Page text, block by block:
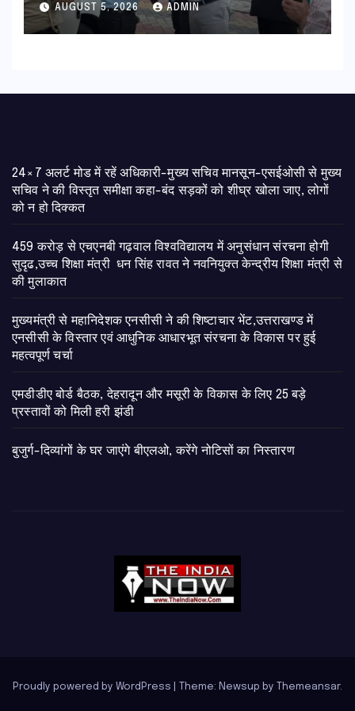
AUGUST 5, 2026 ADMIN
24×7 अलर्ट मोड में रहें अधिकारी-मुख्य सचिव मानसून-एसईओसी से मुख्य
सचिव ने की विस्तृत समीक्षा कहा-बंद सड़कों को शीघ्र खोला जाए, लोगों
को न हो दिक्कत
459 करोड़ से एचएनबी गढ़वाल विश्वविद्यालय में अनुसंधान संरचना होगी
सुदृढ,उच्च शिक्षा मंत्री धन सिंह रावत ने नवनियुक्त केन्द्रीय शिक्षा मंत्री से
की मुलाकात
मुख्यमंत्री से महानिदेशक एनसीसी ने की शिष्टाचार भेंट,उत्तराखण्ड में
एनसीसी के विस्तार एवं आधुनिक आधारभूत संरचना के विकास पर हुई
महत्वपूर्ण चर्चा
एमडीडीए बोर्ड बैठक, देहरादून और मसूरी के विकास के लिए 25 बड़े
प्रस्तावों को मिली हरी झंडी
बुजुर्ग-दिव्यांगों के घर जाएंगे बीएलओ, करेंगे नोटिसों का निस्तारण
Proudly powered by WordPress Theme: Newsup by Themeansar.